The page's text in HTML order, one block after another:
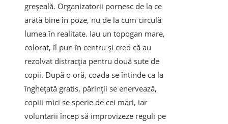
greșeală. Organizatorii pornesc de la ce
arată bine în poze, nu de la cum circulă
lumea în realitate. Iau un topogan mare,
colorat, îl pun în centru și cred că au
rezolvat distracția pentru două sute de
copii. După o oră, coada se întinde ca la
înghețată gratis, părinții se enervează,
copiii mici se sperie de cei mari, iar
voluntarii încep să improvizeze reguli pe